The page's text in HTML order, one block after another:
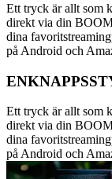
Ett tryck är allt som
direkt via din
dina
på Android och
Ett tryck är allt som
direkt via din
dina
på Android och